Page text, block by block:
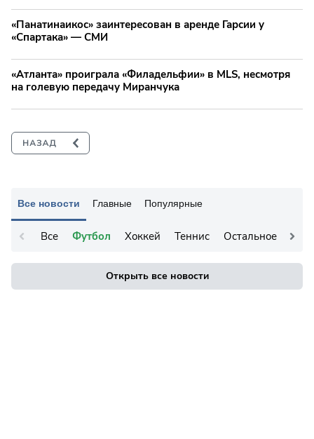
Все новости Главные Популярные
Все Футбол Хоккей Теннис Остальное
Открыть все новости
«Панатинаикос» заинтересован в аренде Гарсии у
«Спартака» — СМИ
«Атланта» проиграла «Филадельфии» в MLS, несмотря
на голевую передачу Миранчука